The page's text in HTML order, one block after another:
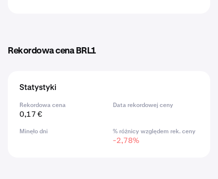
Rekordowa cena BRL1
Statystyki
Rekordowa cena
0,17 €
Data rekordowej ceny
Minęło dni % różnicy względem rek. ceny
-2,78%